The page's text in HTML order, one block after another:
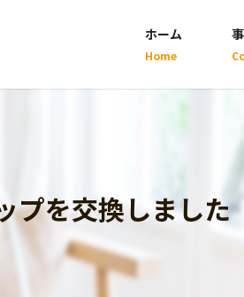
ホーム
Home
プを交換しました